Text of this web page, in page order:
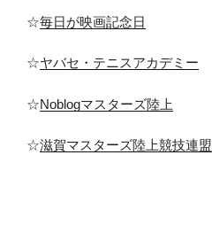
☆毎日が映画記念日
☆ヤバセ・テニスアカデミー
☆Noblogマスターズ陸上
☆滋賀マスターズ陸上競技連盟